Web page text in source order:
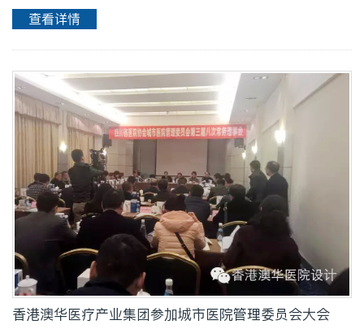
讲。查看详情
香港澳华医疗产业集团参加城市医院管理委员会大会